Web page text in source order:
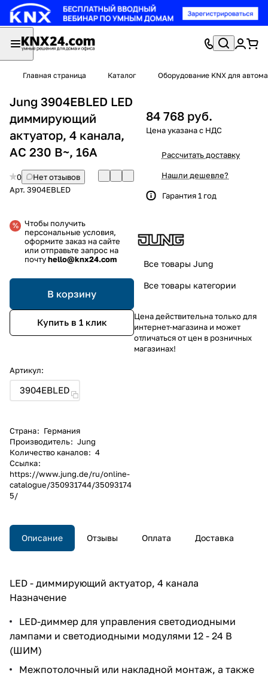
Главная страница Каталог Оборудование KNX для
Jung 3904EBLED LED
диммирующий
актуатор, 4 канала,
AC 230 В~, 16A
0
Нет отзывов
Арт. 3904EBLED
Чтобы получить
персональные условия,
оформите заказ на сайте
или отправьте запрос на
почтуhello@knx24.com
В корзину
Купить в 1 клик
Артикул:
3904EBLED
Страна: Германия
Производитель: Jung
Количество каналов: 4
Ссылка:
https://www.jung.de/ru/online-
catalogue/350931744/35093174
5/
84 768 руб.
Рассчитать доставку
Нашли дешевле?
Гарантия 1 год
Все товары Jung
Все товары категории
Цена действительна только для
интернет-магазина и может
отличаться от цен в розничных
магазинах!
Описание Отзывы Оплата Доставка
LED - диммирующий актуатор, 4 канала
Назначение
LED-диммер для управления светодиодными
лампами и светодиодными модулями 12 - 24 В
(ШИМ)
Межпотолочный или накладной монтаж, а также